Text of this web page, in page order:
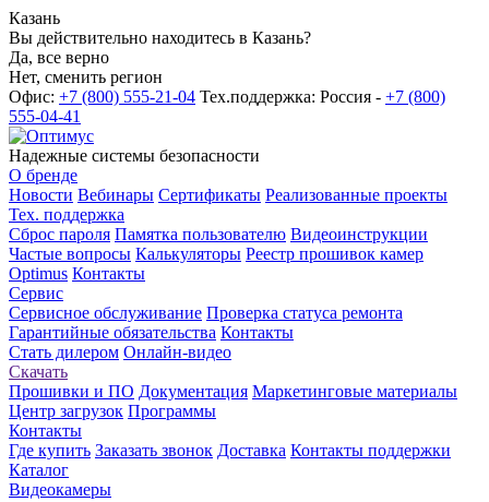
Казань
Вы действительно находитесь в Казань?
Да, все верно
Нет, сменить регион
Офис: +7 (800) 555-21-04 Тех.поддержка: Россия - +7 (800)
555-04-41
Надежные системы безопасности
О бренде
Новости Вебинары Сертификаты Реализованные проекты
Тех. поддержка
Сброс пароля Памятка пользователю Видеоинструкции
Частые вопросы Калькуляторы Реестр прошивок камер
Optimus Контакты
Сервис
Сервисное обслуживание Проверка статуса ремонта
Гарантийные обязательства Контакты
Стать дилером Онлайн-видео
Скачать
Прошивки и ПО Документация Маркетинговые материалы
Центр загрузок Программы
Контакты
Где купить Заказать звонок Доставка Контакты поддержки
Каталог
Видеокамеры